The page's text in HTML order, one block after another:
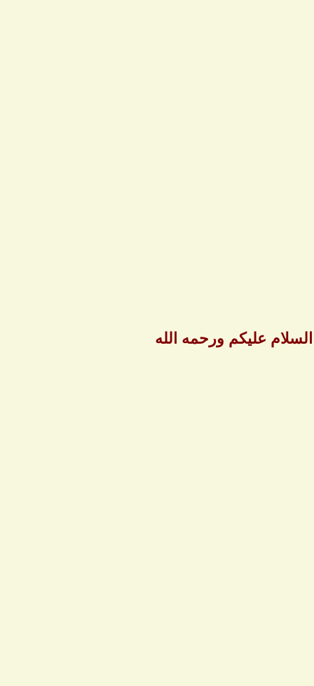
عليكم ورحمه الله